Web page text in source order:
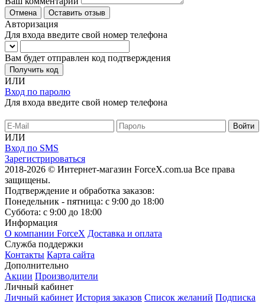
Отмена Оставить отзыв
Авторизация
Для входа введите свой номер телефона
Вам будет отправлен код подтверждения
Получить код
ИЛИ
Вход по паролю
Для входа введите свой номер телефона
ИЛИ
Вход по SMS
Зарегистрироваться
2018-2026 © Интернет-магазин ForceX.com.ua Все права
защищены.
Подтверждение и обработка заказов:
Понедельник - пятница: с 9:00 до 18:00
Суббота: с 9:00 до 18:00
Информация
О компании ForceX Доставка и оплата
Служба поддержки
Контакты Карта сайта
Дополнительно
Акции Производители
Личный кабинет
Личный кабинет История заказов Список желаний Подписка